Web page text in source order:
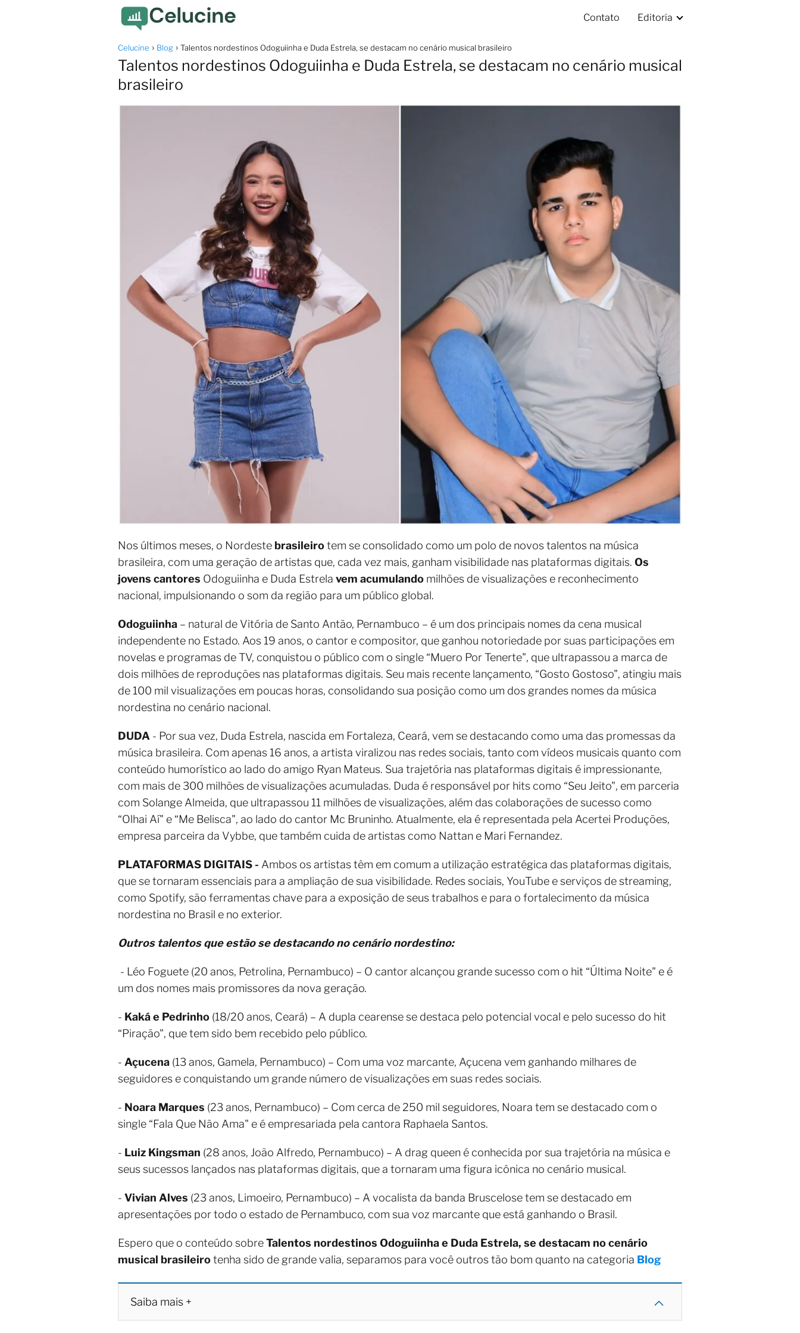
Contato Editoria
Celucine Blog Talentos nordestinos Odoguiinha e Duda Estrela, se destacam no cenário musical brasileiro
Talentos nordestinos Odoguiinha e Duda Estrela, se destacam no cenário musical
brasileiro
Nos últimos meses, o Nordeste brasileirotem se consolidado como um polo de novos talentos na música
brasileira, com uma geração de artistas que, cada vez mais, ganham visibilidade nas plataformas digitais. Os
jovens cantores Odoguiinha e Duda Estrela vem acumulando milhões de visualizações e reconhecimento
nacional, impulsionando o som da região para um público global.
Odoguiinha – natural de Vitória de Santo Antão, Pernambuco – é um dos principais nomes da cena musical
independente no Estado. Aos 19 anos, o cantor e compositor, que ganhou notoriedade por suas participações em
novelas e programas de TV, conquistou o público com o single “Muero Por Tenerte", que ultrapassou a marca de
dois milhões de reproduções nas plataformas digitais. Seu mais recente lançamento, “Gosto Gostoso", atingiu mais
de 100 mil visualizações em poucas horas, consolidando sua posição como um dos grandes nomes da música
nordestina no cenário nacional.
DUDA - Por sua vez, Duda Estrela, nascida em Fortaleza, Ceará, vem se destacando como uma das promessas da
música brasileira. Com apenas 16 anos, a artista viralizou nas redes sociais, tanto com vídeos musicais quanto com
conteúdo humorístico ao lado do amigo Ryan Mateus. Sua trajetória nas plataformas digitais é impressionante,
com mais de 300 milhões de visualizações acumuladas. Duda é responsável por hits como “Seu Jeito", em parceria
com Solange Almeida, que ultrapassou 11 milhões de visualizações, além das colaborações de sucesso como
“Olhai Aí" e “Me Belisca", ao lado do cantor Mc Bruninho. Atualmente, ela é representada pela Acertei Produções,
empresa parceira da Vybbe, que também cuida de artistas como Nattan e Mari Fernandez.
PLATAFORMAS DIGITAIS - Ambos os artistas têm em comum a utilização estratégica das plataformas digitais,
que se tornaram essenciais para a ampliação de sua visibilidade. Redes sociais, YouTube e serviços de streaming,
como Spotify, são ferramentas chave para a exposição de seus trabalhos e para o fortalecimento da música
nordestina no Brasil e no exterior.
Outros talentos que estão se destacando no cenário nordestino:
- Léo Foguete (20 anos, Petrolina, Pernambuco) – O cantor alcançou grande sucesso com o hit “Última Noite" e é
um dos nomes mais promissores da nova geração.
- Kaká e Pedrinho (18/20 anos, Ceará) – A dupla cearense se destaca pelo potencial vocal e pelo sucesso do hit
“Piração", que tem sido bem recebido pelo público.
- Açucena (13 anos, Gamela, Pernambuco) – Com uma voz marcante, Açucena vem ganhando milhares de
seguidores e conquistando um grande número de visualizações em suas redes sociais.
- Noara Marques (23 anos, Pernambuco) – Com cerca de 250 mil seguidores, Noara tem se destacado com o
single “Fala Que Não Ama" e é empresariada pela cantora Raphaela Santos.
- Luiz Kingsman (28 anos, João Alfredo, Pernambuco) – A drag queen é conhecida por sua trajetória na música e
seus sucessos lançados nas plataformas digitais, que a tornaram uma figura icônica no cenário musical.
- Vivian Alves (23 anos, Limoeiro, Pernambuco) – A vocalista da banda Bruscelose tem se destacado em
apresentações por todo o estado de Pernambuco, com sua voz marcante que está ganhando o Brasil.
Espero que o conteúdo sobreTalentos nordestinos Odoguiinha e Duda Estrela, se destacam no cenário
musical brasileirotenha sido de grande valia, separamos para você outros tão bom quanto na categoria Blog
Saiba mais +